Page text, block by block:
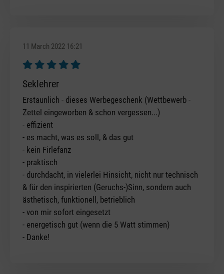
11 March 2022 16:21
Review with rating of 5 out of 5 stars
Seklehrer
Erstaunlich - dieses Werbegeschenk (Wettbewerb -
Zettel eingeworben & schon vergessen...)
- effizient
- es macht, was es soll, & das gut
- kein Firlefanz
- praktisch
- durchdacht, in vielerlei Hinsicht, nicht nur technisch
& für den inspirierten (Geruchs-)Sinn, sondern auch
ästhetisch, funktionell, betrieblich
- von mir sofort eingesetzt
- energetisch gut (wenn die 5 Watt stimmen)
- Danke!